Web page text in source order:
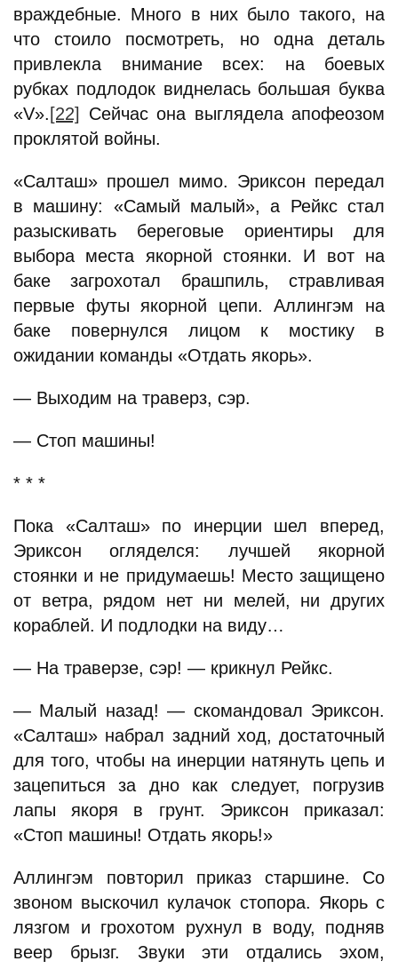
враждебные. Много в них было такого, на
что стоило посмотреть, но одна деталь
привлекла внимание всех: на боевых
рубках подлодок виднелась большая буква
«V». [22]
Сейчас она выглядела апофеозом
проклятой войны.
«Салташ» прошел мимо. Эриксон передал
в машину: «Самый малый», а Рейкс стал
разыскивать береговые ориентиры для
выбора места якорной стоянки. И вот на
баке загрохотал брашпиль, стравливая
первые футы якорной цепи. Аллингэм на
баке повернулся лицом к мостику в
ожидании команды «Отдать якорь».
— Выходим на траверз, сэр.
— Стоп машины!
* * *
Пока «Салташ» по инерции шел вперед,
Эриксон огляделся: лучшей якорной
стоянки и не придумаешь! Место защищено
от ветра, рядом нет ни мелей, ни других
кораблей. И подлодки на виду…
— На траверзе, сэр! — крикнул Рейкс.
— Малый назад! — скомандовал Эриксон.
«Салташ» набрал задний ход, достаточный
для того, чтобы на инерции натянуть цепь и
зацепиться за дно как следует, погрузив
лапы якоря в грунт. Эриксон приказал:
«Стоп машины! Отдать якорь!»
Аллингэм повторил приказ старшине. Со
звоном выскочил кулачок стопора. Якорь с
лязгом и грохотом рухнул в воду, подняв
веер брызг. Звуки эти отдались эхом,